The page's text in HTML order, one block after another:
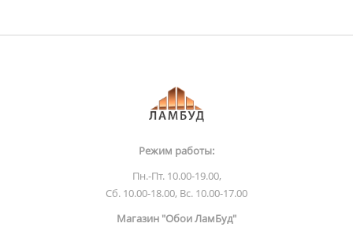
Режим работы:
Пн.-Пт. 10.00-19.00,
Сб. 10.00-18.00, Вс. 10.00-17.00
Магазин "Обои ЛамБуд"